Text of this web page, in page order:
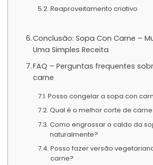
Reaproveitamento criativo
Conclusão: Sopa Con Carne –
Uma Simples Receita
FAQ – Perguntas frequentes
carne
Posso congelar a sopa con
Qual é o melhor corte de
Como engrossar o caldo da
naturalmente?
Posso fazer versão
carne?